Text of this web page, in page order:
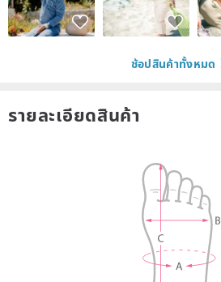
ช้อปสินค้าทั้งหมด
รายละเอียดสินค้า